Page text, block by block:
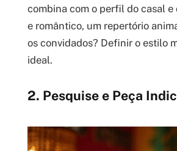
combina com o perfil do casal
e romântico, um repertório
os convidados? Definir o estilo
ideal.
2. Pesquise e Peça